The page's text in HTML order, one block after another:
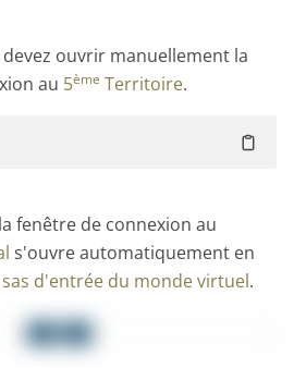
devez ouvrir manuellement la
au 5ème Territoire.
fenêtre de connexion au
s'ouvre automatiquement en
sas d'entrée du monde virtuel.